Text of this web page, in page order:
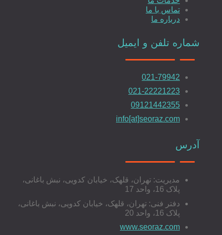
طراحی سایت رزرو هتل
طراحی سایت املاک
طراحی سایت شخصی
تماس با ما
درباره ما
شماره تلفن و ایمیل
021-79942
021-22221223
09121442355
info[at]seoraz.com
آدرس
مدیریت: تهران، قلهک، خیابان کدویی، نبش باغانی،
پلاک 16، واحد 17
دفتر فنی: تهران، قلهک، خیابان کدویی، نبش باغانی،
پلاک 16، واحد 20
www.seoraz.com